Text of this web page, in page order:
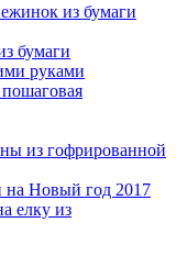
из бумаги
бумаги
руками
из гофрированной
на Новый год 2017
елку из